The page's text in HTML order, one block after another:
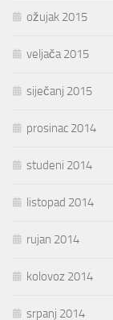
ožujak 2015
veljača 2015
siječanj 2015
prosinac 2014
studeni 2014
listopad 2014
rujan 2014
kolovoz 2014
srpanj 2014